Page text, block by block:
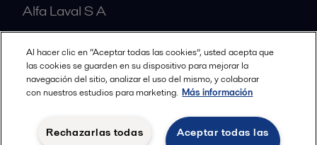
Alfa Laval S A
Nuestras oficinas
Términos y condiciones legales
Política de Privacidad
Al hacer clic en “Aceptar todas las cookies”, usted acepta que
las cookies se guarden en su dispositivo para mejorar la
navegación del sitio, analizar el uso del mismo, y colaborar
con nuestros estudios para marketing. Más información
Aceptar todas las
Rechazarlas todas